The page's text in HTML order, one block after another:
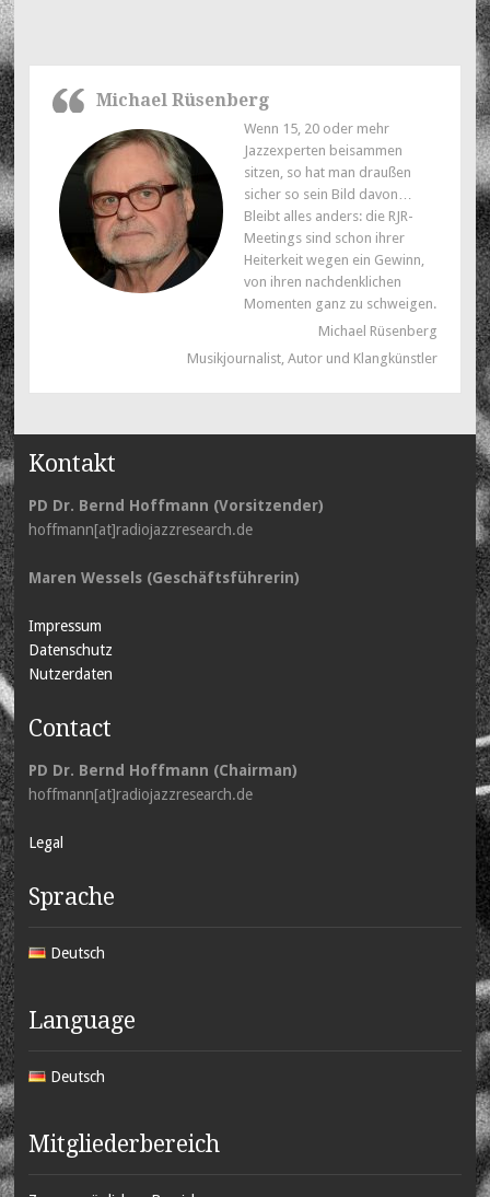
Michael Rüsenberg
Wenn 15, 20 oder mehr
Jazzexperten beisammen
sitzen, so hat man draußen
sicher so sein Bild davon…
Bleibt alles anders: die RJR-
Meetings sind schon ihrer
Heiterkeit wegen ein Gewinn,
von ihren nachdenklichen
Momenten ganz zu schweigen.
Michael Rüsenberg
Musikjournalist, Autor und Klangkünstler
Kontakt
PD Dr. Bernd Hoffmann (Vorsitzender)
hoffmann[at]radiojazzresearch.de
Maren Wessels (Geschäftsführerin)
Impressum
Datenschutz
Nutzerdaten
Contact
PD Dr. Bernd Hoffmann (Chairman)
hoffmann[at]radiojazzresearch.de
Legal
Sprache
Deutsch
Language
Deutsch
Mitgliederbereich